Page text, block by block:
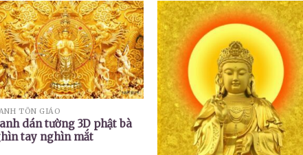
TÔN GIÁO
dán tường 3D phật bà
tay nghìn mắt